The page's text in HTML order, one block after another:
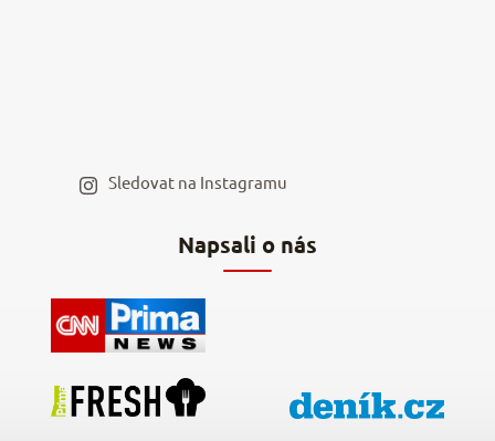
Napsali o nás
Sledovat na Instagramu
Hodnocení obchodu